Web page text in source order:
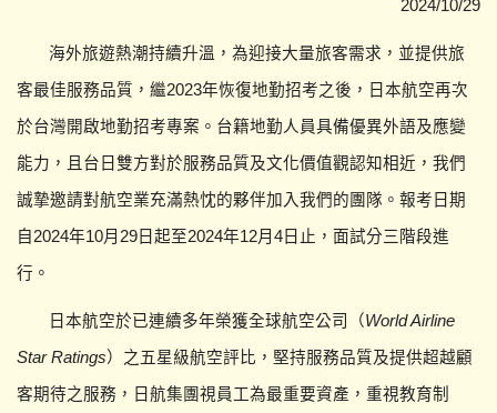
2024/10/29
海外旅遊熱潮持續升溫，為迎接大量旅客需求， 並提供旅
客最佳服務品質，繼2023年恢復地勤招考之後， 日本航空再次
於台灣開啟地勤招考專案。 台籍地勤人員具備優異外語及應變
能力， 且台日雙方對於服務品質及文化價值觀認知相近， 我們
誠摯邀請對航空業充滿熱忱的夥伴加入我們的團隊。報考日期
自2024年10月29日起至2024年12月4日止， 面試分三階段進
行。
日本航空於已連續多年榮獲全球航空公司（World Airline
Star Ratings）之五星級航空評比， 堅持服務品質及提供超越顧
客期待之服務， 日航集團視員工為最重要資產，重視教育制